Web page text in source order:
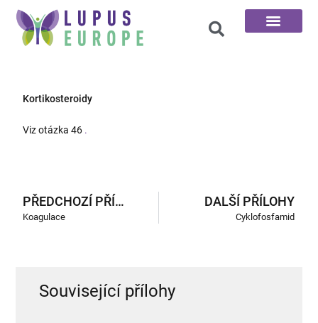
Kortikosteroidy
Viz otázka 46 .
PŘEDCHOZÍ PŘÍLOHY
Koagulace
DALŠÍ PŘÍLOHY
Cyklofosfamid
Související přílohy